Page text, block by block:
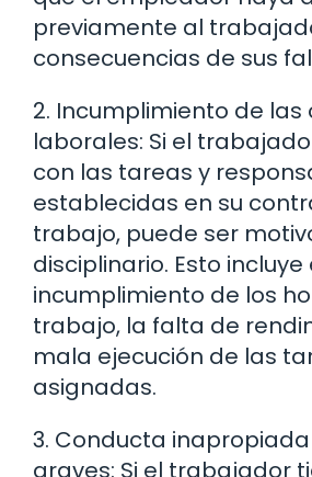
previamente al
consecuencias de sus
2. Incumplimiento de las
laborales: Si el
con las tareas y
establecidas en su
trabajo, puede ser
disciplinario. Esto incluye
incumplimiento de los
trabajo, la falta de
mala ejecución de las
asignadas.
3. Conducta
graves: Si el trabajador